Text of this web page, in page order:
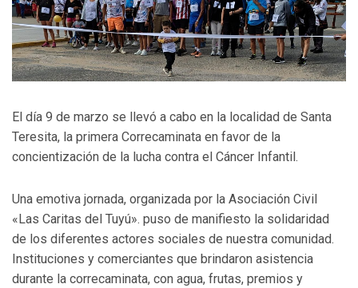
El día 9 de marzo se llevó a cabo en la localidad de Santa
Teresita, la primera Correcaminata en favor de la
concientización de la lucha contra el Cáncer Infantil.
Una emotiva jornada, organizada por la Asociación Civil
«Las Caritas del Tuyú». puso de manifiesto la solidaridad
de los diferentes actores sociales de nuestra comunidad.
Instituciones y comerciantes que brindaron asistencia
durante la correcaminata, con agua, frutas, premios y